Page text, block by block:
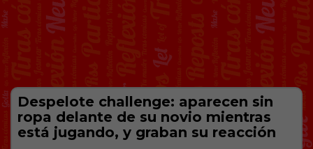
Despelote challenge: aparecen sin
ropa delante de su novio mientras
está jugando, y graban su reacción